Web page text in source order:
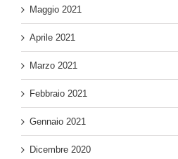
Maggio 2021
Aprile 2021
Marzo 2021
Febbraio 2021
Gennaio 2021
Dicembre 2020